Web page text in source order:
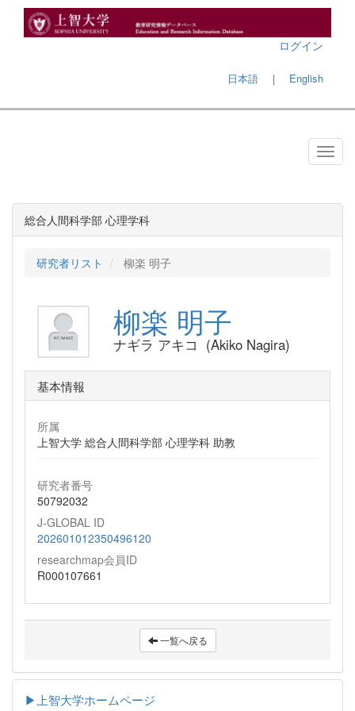
ログイン
日本語 ｜ English
総合人間科学部 心理学科
研究者リスト 柳楽 明子
柳楽 明子
ナギラ アキコ (Akiko Nagira)
基本情報
所属
上智大学 総合人間科学部 心理学科 助教
研究者番号
50792032
J-GLOBAL ID
202601012350496120
researchmap会員ID
R000107661
一覧へ戻る
▶上智大学ホームページ